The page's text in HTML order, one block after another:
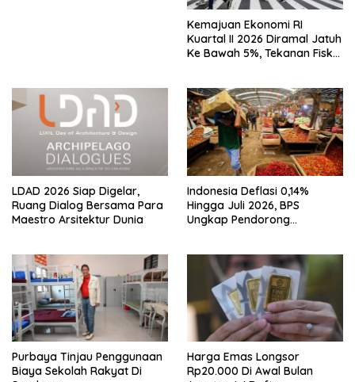
Kemajuan Ekonomi RI
Kuartal II 2026 Diramal Jatuh
Ke Bawah 5%, Tekanan Fiskal
LDAD 2026 Siap Digelar,
Ruang Dialog Bersama Para
Maestro Arsitektur Dunia
Indonesia Deflasi 0,14%
Hingga Juli 2026, BPS
Ungkap Pendorong
Purbaya Tinjau Penggunaan
Biaya Sekolah Rakyat Di
Harga Emas Longsor
Rp20.000 Di Awal Bulan